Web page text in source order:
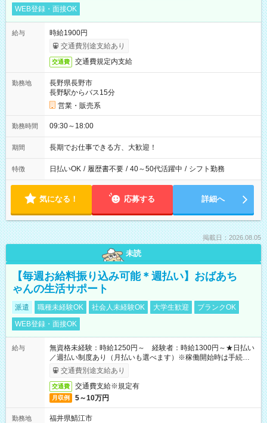
WEB登録・面接OK
給与
時給1900円
交通費別途支給あり
交通費 交通費規定内支給
勤務地
長野県長野市
長野駅からバス15分
営業・販売系
勤務時間 09:30～18:00
期間 長期でお仕事できる方、大歓迎！
特徴 日払いOK / 履歴書不要 / 40～50代活躍中 / シフト勤務
気になる！ 応募する 詳細へ
掲載日：2026.08.05
未読
【毎週お給料振り込み可能＊週払い】おばあち
ゃんの生活サポート
派遣 職種未経験OK 社会人未経験OK 大学生歓迎
ブランクOK
WEB登録・面接OK
給与
無資格未経験：時給1250円～ 経験者：時給1300円～★日払い
／週払い制度あり（月払いも選べます）※稼働開始時は手続き完
了次第のお支払いとなります。
交通費別途支給あり
交通費 交通費支給※規定有
月収例 5～10万円
勤務地
福井県鯖江市